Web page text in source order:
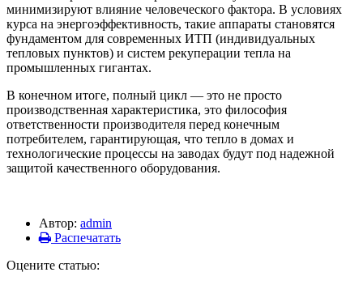
минимизируют влияние человеческого фактора. В условиях
курса на энергоэффективность, такие аппараты становятся
фундаментом для современных ИТП (индивидуальных
тепловых пунктов) и систем рекуперации тепла на
промышленных гигантах.
В конечном итоге, полный цикл — это не просто
производственная характеристика, это философия
ответственности производителя перед конечным
потребителем, гарантирующая, что тепло в домах и
технологические процессы на заводах будут под надежной
защитой качественного оборудования.
Автор: admin
Распечатать
Оцените статью: